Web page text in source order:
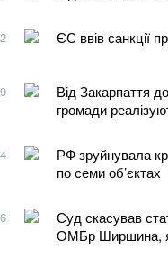
ЄС ввів санкції
Від Закарпаття
громади
РФ зруйнувала
по семи об’єктах
Суд скасував
ОМБр Ширшина,